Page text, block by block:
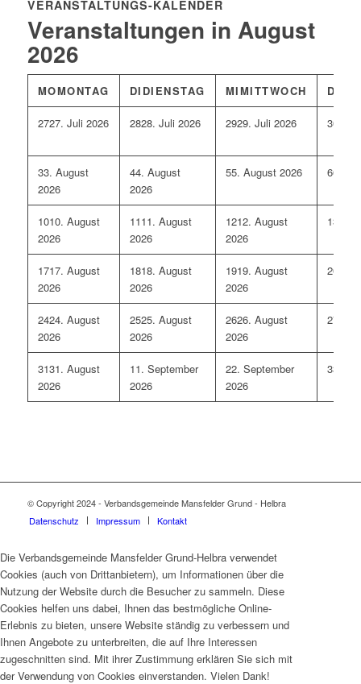
VERANSTALTUNGS-KALENDER
Veranstaltungen in August
2026
MOMONTAG DI DIENSTAG MIMITTWOCH DO
2727. Juli 2026 2828. Juli 2026 2929. Juli 2026 30
33. August
2026
44. August
2026
55. August 2026 66.
1010. August
2026
1111. August
2026
1212. August
2026
13
1717. August
2026
1818. August
2026
1919. August
2026
20
2424. August
2026
2525. August
2026
2626. August
2026
27
3131. August
2026
11. September
2026
22. September
2026
33.
© Copyright 2024 - Verbandsgemeinde Mansfelder Grund - Helbra
Datenschutz
Impressum Kontakt
Die Verbandsgemeinde Mansfelder Grund-Helbra verwendet
Cookies (auch von Drittanbietern), um Informationen über die
Nutzung der Website durch die Besucher zu sammeln. Diese
Cookies helfen uns dabei, Ihnen das bestmögliche Online-
Erlebnis zu bieten, unsere Website ständig zu verbessern und
Ihnen Angebote zu unterbreiten, die auf Ihre Interessen
zugeschnitten sind. Mit ihrer Zustimmung erklären Sie sich mit
der Verwendung von Cookies einverstanden. Vielen Dank!